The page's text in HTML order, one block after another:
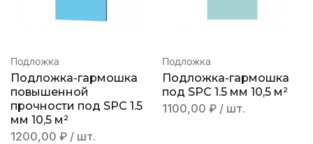
Подложка
Подложка-гармошка
повышенной
прочности под SPC 1.5
мм 10,5 м²
1200,00 ₽ / шт.
Подложка
Подложка-гармошка
под SPC 1.5 мм 10,5 м²
1100,00 ₽ / шт.